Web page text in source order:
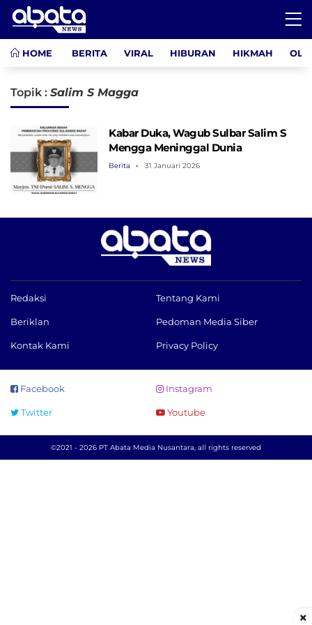
HOME BERITA VIRAL HIBURAN HIKMAH
Topik : Salim S Magga
Kabar Duka, Wagub Sulbar Salim S
Mengga Meninggal Dunia
Berita 31 Januari 2026
Redaksi Tentang Kami
Beriklan Pedoman Media Siber
Kontak Kami Privacy Policy
Facebook Instagram
Twitter Youtube
©2021 - 2026 PT Abata Media Nusantara, all rights reserved
×